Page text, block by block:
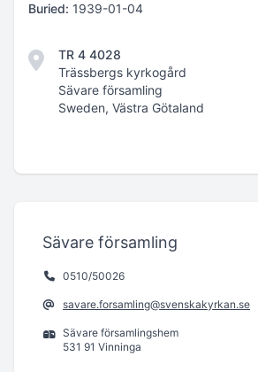
Buried: 1939-01-04
TR 4 4028
Trässbergs kyrkogård
Sävare församling
Sweden, Västra Götaland
Sävare församling
0510/50026
savare.forsamling@svenskakyrkan.se
Sävare församlingshem
531 91 Vinninga